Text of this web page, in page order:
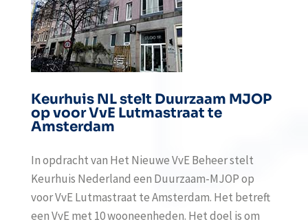
Keurhuis NL stelt Duurzaam MJOP
op voor VvE Lutmastraat te
Amsterdam
In opdracht van Het Nieuwe VvE Beheer stelt
Keurhuis Nederland een Duurzaam-MJOP op
voor VvE Lutmastraat te Amsterdam. Het betreft
een VvE met 10 wooneenheden. Het doel is om